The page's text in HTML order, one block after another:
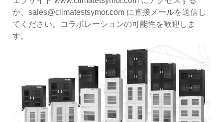
か、sales@climatestsymor.com に直接メールを送信し
てください。コラボレーションの可能性を歓迎しま
す。